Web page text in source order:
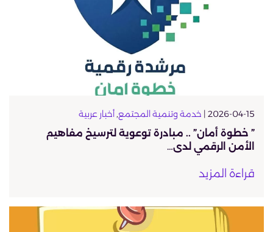
2026-04-15 | خدمة وتنمية المجتمع,أخبار عربية
” خطوة أمان” .. مبادرة توعوية لترسيخ مفاهيم
الأمن الرقمي لدى…
قراءة المزيد